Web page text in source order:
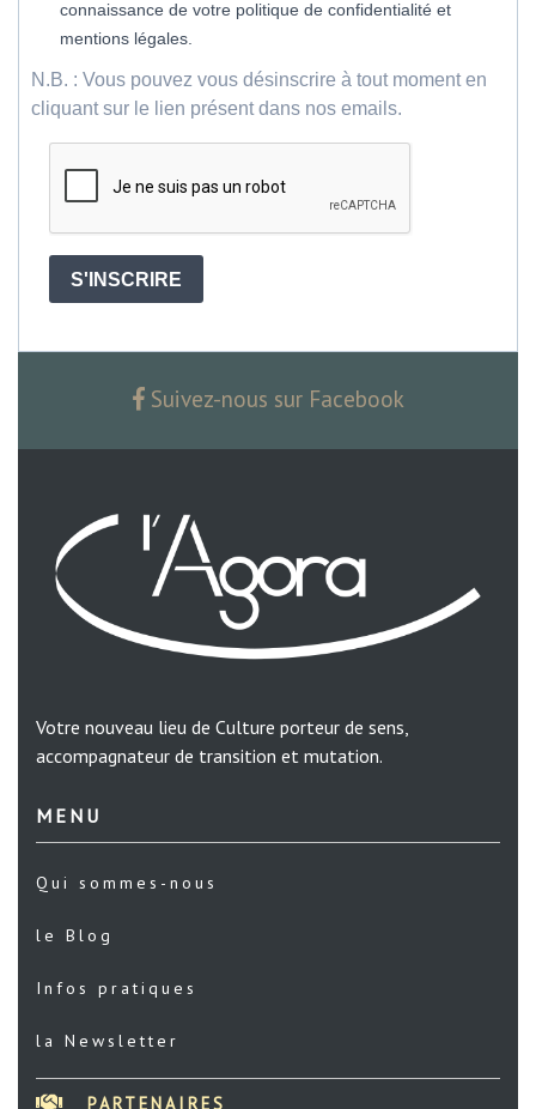
connaissance de votre politique de confidentialité et
mentions légales.
N.B. : Vous pouvez vous désinscrire à tout moment en
cliquant sur le lien présent dans nos emails.
S'INSCRIRE
Suivez-nous sur Facebook
Votre nouveau lieu de Culture porteur de sens,
accompagnateur de transition et mutation.
MENU
Qui sommes-nous
le Blog
Infos pratiques
la Newsletter
PARTENAIRES